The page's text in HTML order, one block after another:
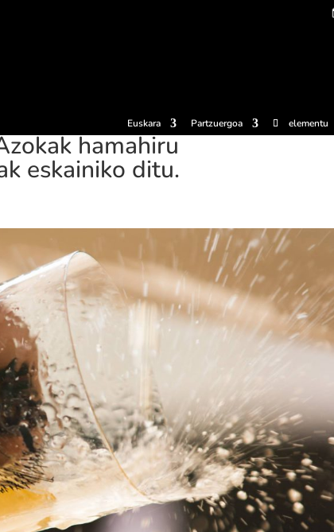
Euskara Partzuergoa elementu
hamahiru
eskainiko ditu.